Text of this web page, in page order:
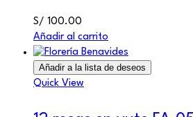
S/ 100.00
Añadir al carrito
Añadir a la lista de deseos
Quick View